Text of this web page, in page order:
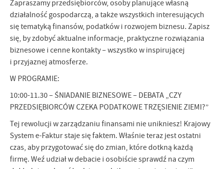
Zapraszamy przedsiębiorców, osoby planujące własną
działalność gospodarczą, a także wszystkich interesujących
się tematyką finansów, podatków i rozwojem biznesu. Zapisz
się, by zdobyć aktualne informacje, praktyczne rozwiązania
biznesowe i cenne kontakty – wszystko w inspirującej
i przyjaznej atmosferze.
W PROGRAMIE:
10:00-11.30 – ŚNIADANIE BIZNESOWE – DEBATA „CZY
PRZEDSIĘBIORCÓW CZEKA PODATKOWE TRZĘSIENIE ZIEMI?”
Tej rewolucji w zarządzaniu finansami nie unikniesz! Krajowy
System e-Faktur staje się faktem. Właśnie teraz jest ostatni
czas, aby przygotować się do zmian, które dotkną każdą
firmę. Weź udział w debacie i osobiście sprawdź na czym